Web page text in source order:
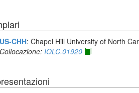
US-CHH: Chapel Hill University of North
Collocazione: IOLC.01920